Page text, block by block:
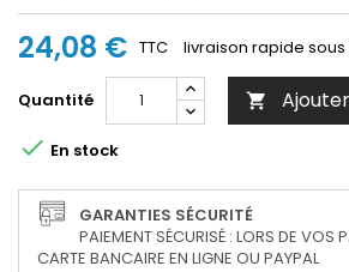
24,08 € TTC livraison rapide
Quantité 
 En stock
GARANTIES SÉCURITÉ
PAIEMENT SÉCURISÉ : LORS DE VOS
CARTE BANCAIRE EN LIGNE OU PAYPAL